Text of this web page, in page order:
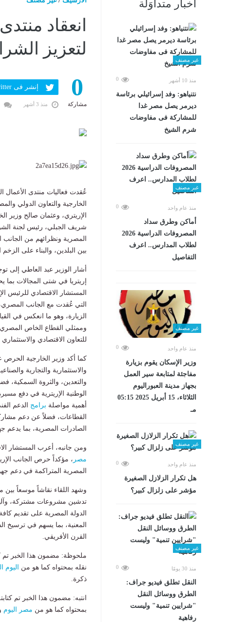
أخبار متداوَلة
غير مصنف
منذ 10 أشهر 0
نتنياهو: وفد إسرائيلي برئاسة
ديرمر يصل مصر غدا
للمشاركة فى مفاوضات
شرم الشيخ
غير مصنف
منذ عام واحد 0
أماكن وطرق سداد
المصروفات الدراسية 2026
لطلاب المدارس.. اعرف
التفاصيل
غير مصنف
منذ عام واحد 0
وزير الإسكان يقوم بزيارة
مفاجئة لمتابعة سير العمل
بجهاز مدينة العبوراليوم
الثلاثاء، 15 أبريل 2025 05:15
مـ
غير مصنف
منذ عام واحد 0
هل تكرار الزلازل الصغيرة
مؤشر على زلزال كبير؟
غير مصنف
منذ 30 يومًا 0
​النقل تطلق فيديو جراف:
الطرق ووسائل النقل
"شرايين تنمية" وليست
رفاهية
انعقاد
لتعزيز
0
مشاركة
إنشر فى Twitter
منذ 3 أشهر
عُقدت فعاليات منتدى الأعمال
الخارجية والتعاون الدولي
الإريتري، وعثمان صالح وزير
شريف الجبلي، رئيس لجنة
المصرية ونظرائهم من الجانب
بين البلدين، والبناء على الزخم
أشار الوزير عبد العاطي إلى
إريتريا في شتى المجالات بما
المستشار الاقتصادي للرئيس
التي عُقدت مع الجانب المصري،
الزيارة، وهو ما انعكس في
وممثلي القطاع الخاص المصري،
للتعاون الاقتصادي والاستثماري
كما أكد وزير الخارجية الحرص
والاستثمارية والتجارية
والتعدين، والثروة السمكية،
الوطنية الإريترية في دفع
أهمية مواصلة برامج الدعم
القطاعات، فضلاً عن دعم
الصادرات المصرية، بما يدعم
ومن جانبه، أعرب المستشار
مصر ، مؤكداً حرص الجانب
المصرية المتراكمة في دعم
وشهد اللقاء نقاشاً موسعاً بين
تدشين مشروعات مشتركة،
الدولة المصرية على تقديم
المعنية، بما يسهم في ترسيخ
القرن الأفريقي.
ملحوظة: مضمون هذا الخبر تم
نقله بمحتواه كما هو من
اليوم
ذكرة.
انتبه: مضمون هذا الخبر تم
بمحتواه كما هو من مصر اليوم